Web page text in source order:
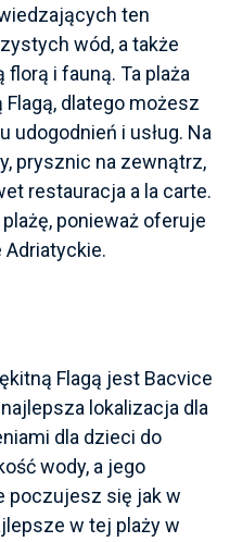
ten
wód, a także
i fauną. Ta plaża
Flagą, dlatego możesz
udogodnień i usług. Na
prysznic na zewnątrz,
restauracja a la carte.
ponieważ oferuje
Flagą jest Bacvice
lokalizacja dla
dla dzieci do
wody, a jego
poczujesz się jak w
w tej plaży w